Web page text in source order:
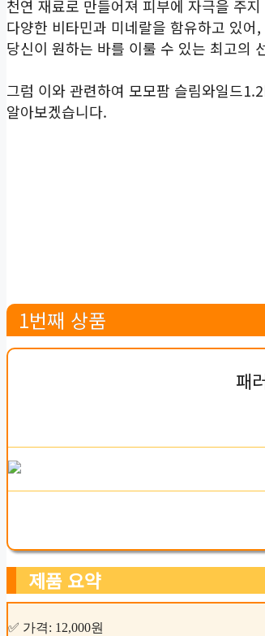
천연 재료로 만들어져 피부에 자극을 주
다양한 비타민과 미네랄을 함유하고 있
당신이 원하는 바를 이룰 수 있는 최고의
그럼 이와 관련하여 모모팜 슬림와일드
알아보겠습니다.
1번째 상품
패
제품 요약
✅ 가격: 12,000원